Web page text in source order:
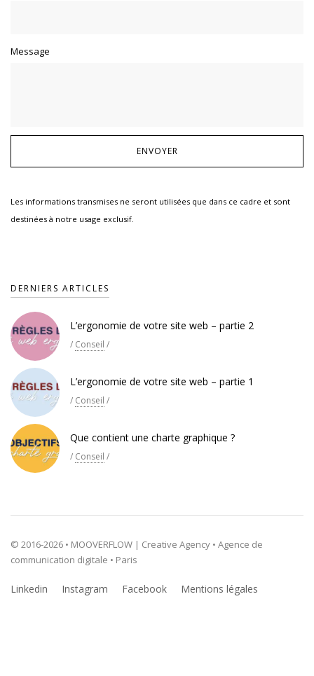
Message
Les informations transmises ne seront utilisées que dans ce cadre et sont
destinées à notre usage exclusif.
DERNIERS ARTICLES
L’ergonomie de votre site web – partie 2
/ Conseil /
L’ergonomie de votre site web – partie 1
/ Conseil /
Que contient une charte graphique ?
/ Conseil /
© 2016-2026 • MOOVERFLOW | Creative Agency • Agence de
communication digitale • Paris
Linkedin Instagram Facebook Mentions légales